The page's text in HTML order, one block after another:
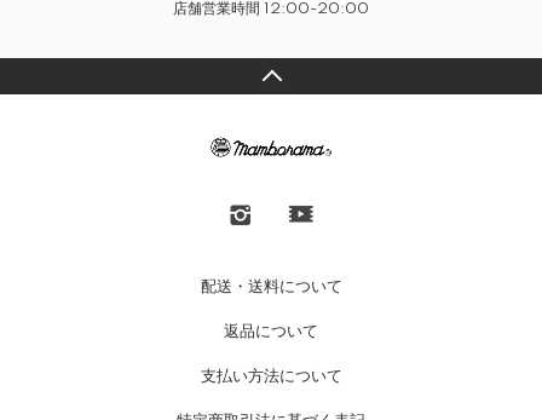
店舗営業時間 12:00-20:00
配送・送料について
返品について
支払い方法について